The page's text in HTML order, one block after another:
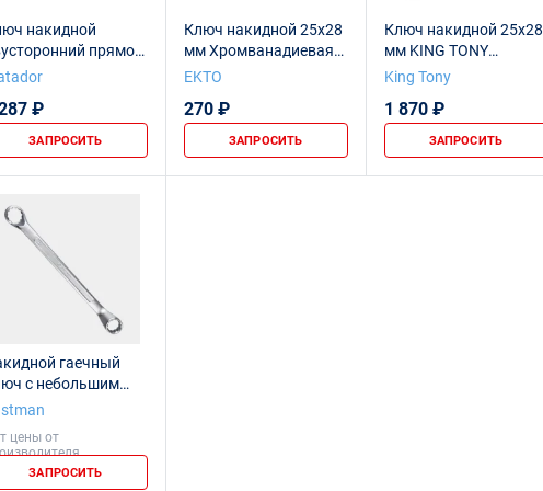
накидной
прямой
x 28 мм
₽
ЗАПРОСИТЬ
Ключ накидной 25х28
мм Хромванадиевая
сталь. (Сатин)
EKTO
270 ₽
ЗАПРОСИТЬ
Ключ накидной 25x28
мм KING TONY
19702528
King Tony
1 870 ₽
ЗАПРОСИТЬ
гаечный
с небольшим
25x28 мм,
цены от
ЗАПРОСИТЬ